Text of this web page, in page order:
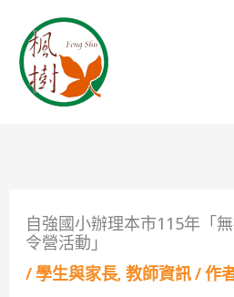
自強國小辦理本市115年「
令營活動」
/ 學生與家長, 教師資訊/ 作